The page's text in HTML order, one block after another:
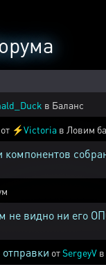
в Баланс
от ⚡Victoria в Ловим
не видно ни его
отSergeyV в